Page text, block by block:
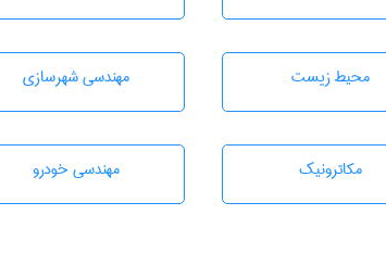
محيط زيست مهندسی شهرسازی
مکاترونیک مهندسی خودرو